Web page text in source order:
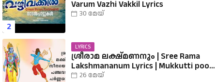
Varum Vazhi Vakkil Lyrics
30 മേയ്
LYRICS
ശ്രീരാമ ലക്ഷ്മണനും | Sree Rama
Lakshmananum Lyrics | Mukkutti poo
Album | Sreerama Song Malayalam |
26 മേയ്